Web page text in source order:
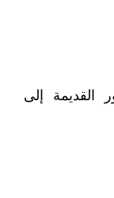
القديمة إلى